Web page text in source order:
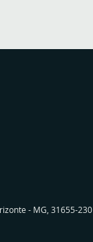
- MG, 31655-230